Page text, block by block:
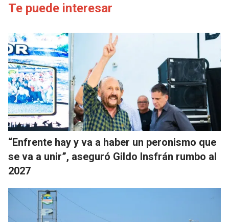
Te puede interesar
“Enfrente hay y va a haber un peronismo que
se va a unir”, aseguró Gildo Insfrán rumbo al
2027